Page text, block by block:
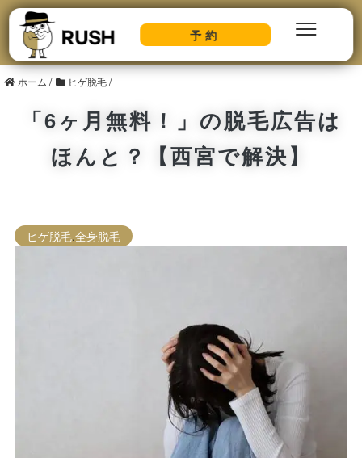
予約
ホーム / ヒゲ脱毛/
「6ヶ月無料！」の脱毛広告は
ほんと？【西宮で解決】
ヒゲ脱毛,全身脱毛